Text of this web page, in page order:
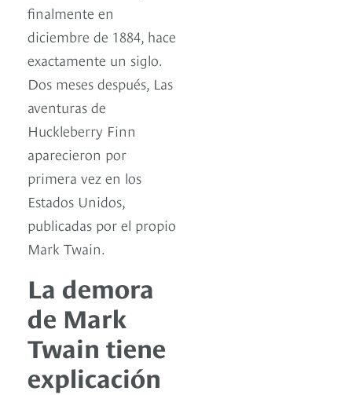
finalmente en
diciembre de 1884, hace
exactamente un siglo.
Dos meses después, Las
aventuras de
Huckleberry Finn
aparecieron por
primera vez en los
Estados Unidos,
publicadas por el propio
Mark Twain.
La demora
de Mark
Twain tiene
explicación